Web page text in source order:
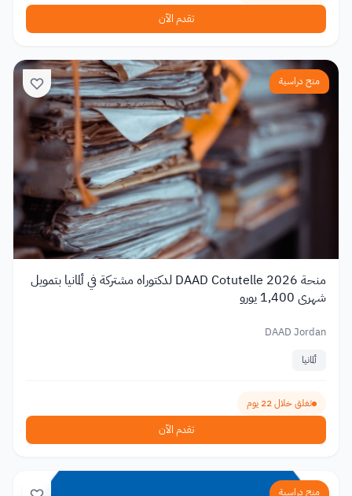
تقدم الآن
منح دراسية
منحة DAAD Cotutelle 2026 لدكتوراه مشتركة في ألمانيا بتمويل
شهري 1,400 يورو
DAAD Jordan
ألمانيا
تغلق خلال 22 يوم
تقدم الآن
منح دراسية